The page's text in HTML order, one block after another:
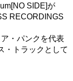
SIDE]が
RECORDINGS
・パンクを代表
・トラックとして